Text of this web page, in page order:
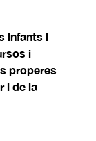
infants i
i
properes
i de la